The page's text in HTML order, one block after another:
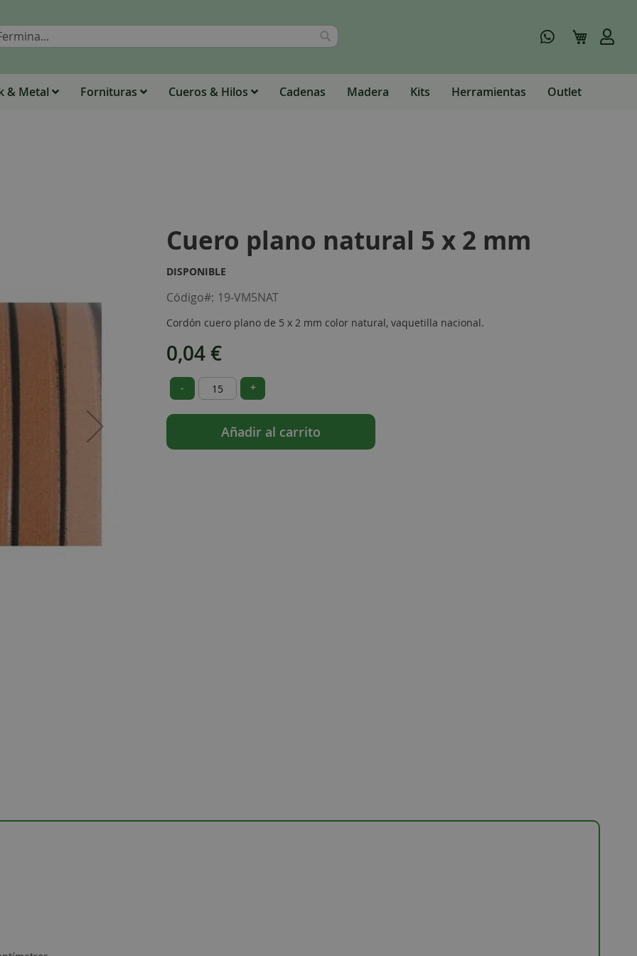
Buscar
Buscar Mi carrito
& Metal Fornituras Cueros & Hilos Cadenas Madera Kits Herramientas Outlet
Cuero plano natural 5 x 2 mm
DISPONIBLE
Código 19-VM5NAT
Cordón cuero plano de 5 x 2 mm color natural, vaquetilla nacional.
0,04 €
- +
Añadir al carrito